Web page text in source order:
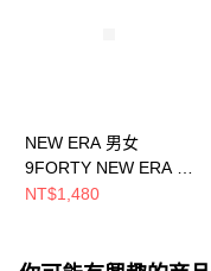
NEW ERA 男女
9FORTY NEW ERA X
TW NE14329736
NT$1,480